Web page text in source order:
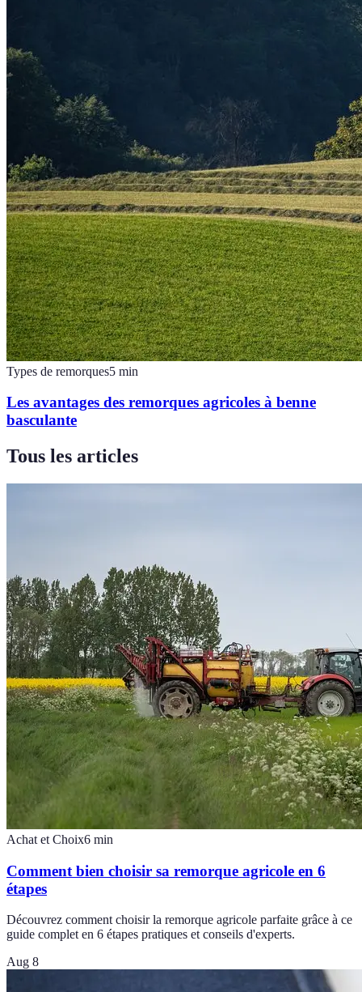
Types de remorques5 min
Les avantages des remorques agricoles à benne
basculante
Tous les articles
Achat et Choix6 min
Comment bien choisir sa remorque agricole en 6
étapes
Découvrez comment choisir la remorque agricole parfaite grâce à ce
guide complet en 6 étapes pratiques et conseils d'experts.
Aug 8